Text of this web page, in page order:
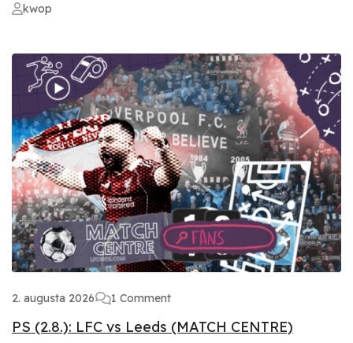
kwop
2. augusta 2026 1 Comment
PS (2.8.): LFC vs Leeds (MATCH CENTRE)